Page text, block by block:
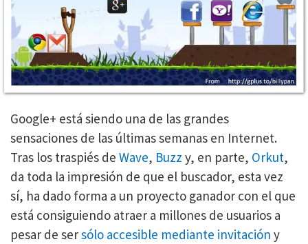
Google+ está siendo una de las grandes
sensaciones de las últimas semanas en Internet.
Tras los traspiés de Wave, Buzz y, en parte, Orkut,
da toda la impresión de que el buscador, esta vez
sí, ha dado forma a un proyecto ganador con el que
está consiguiendo atraer a millones de usuarios a
pesar de sersólo accesible mediante invitación y